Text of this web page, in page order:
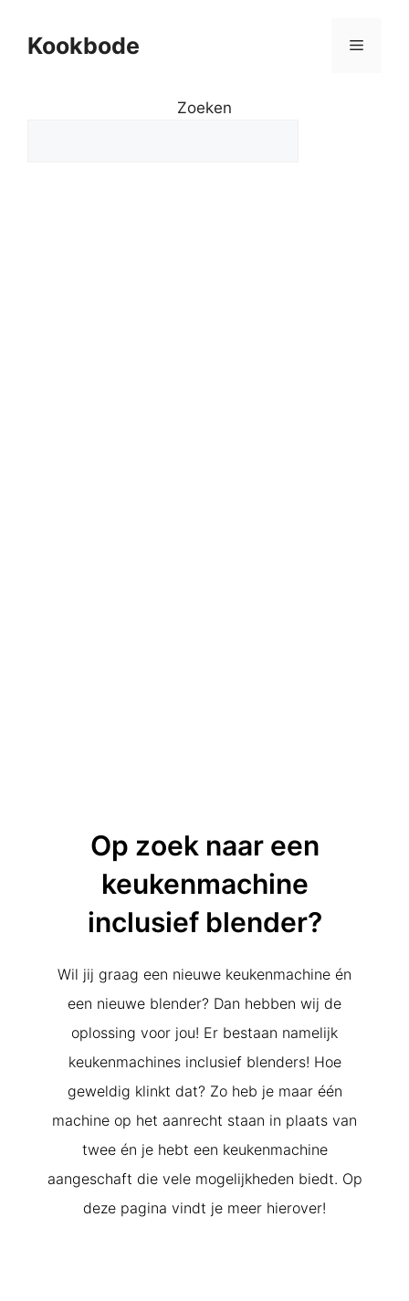
Kookbode
Zoeken
Op zoek naar een
keukenmachine
inclusief blender?
Wil jij graag een nieuwe keukenmachine én
een nieuwe blender? Dan hebben wij de
oplossing voor jou! Er bestaan namelijk
keukenmachines inclusief blenders! Hoe
geweldig klinkt dat? Zo heb je maar één
machine op het aanrecht staan in plaats van
twee én je hebt een keukenmachine
aangeschaft die vele mogelijkheden biedt. Op
deze pagina vindt je meer hierover!